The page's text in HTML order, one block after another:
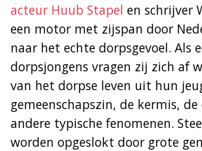
acteur Huub Stapel en schrijver
een motor met zijspan door
naar het echte dorpsgevoel. Als
dorpsjongens vragen zij zich af
van het dorpse leven uit hun
gemeenschapszin, de kermis,
andere typische fenomenen.
worden opgeslokt door grote